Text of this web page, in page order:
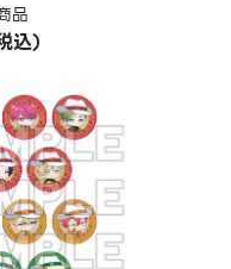
品
）